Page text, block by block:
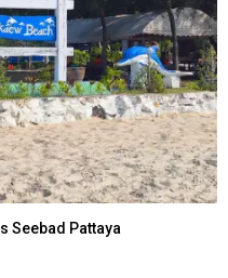
Seebad Pattaya